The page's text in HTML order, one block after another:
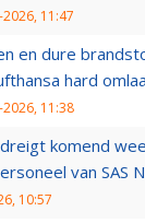
11:47
en dure
hard
2026, 11:38
komend
van SAS
10:57